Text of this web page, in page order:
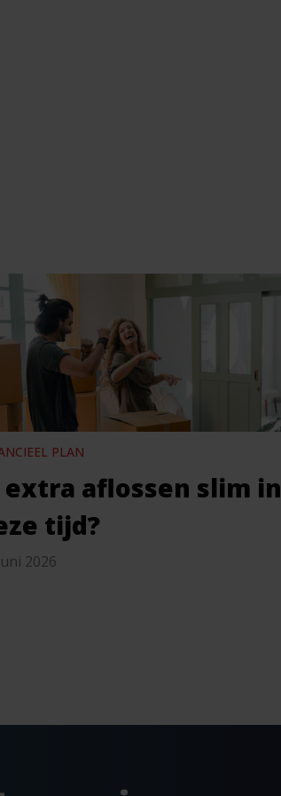
PLAN
extra aflossen slim in
tijd?
2026